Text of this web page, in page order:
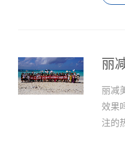
店条
丽减
效果
注的